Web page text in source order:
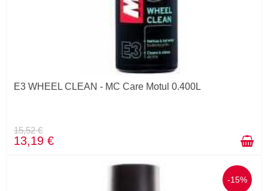
E3 WHEEL CLEAN - MC Care Motul 0.400L
15,52 €
13,19 €
-15%